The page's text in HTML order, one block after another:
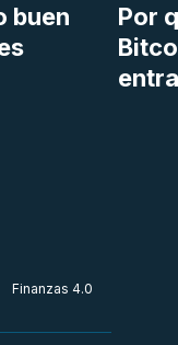
buen
Por
Finanzas 4.0